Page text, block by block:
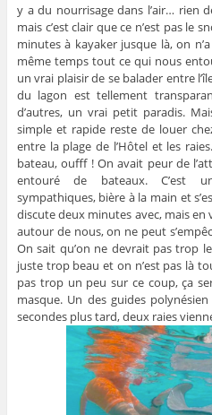
y a du nourrisage dans l’air… rien
mais c’est clair que ce n’est pas le
minutes à kayaker jusque là, on
même temps tout ce qui nous
un vrai plaisir de se balader entre
du lagon est tellement
d’autres, un vrai petit paradis.
simple et rapide reste de louer
entre la plage de l’Hôtel et les
bateau, oufff ! On avait peur de
entouré de bateaux. C’est
sympathiques, bière à la main et
discute deux minutes avec, mais
autour de nous, on ne peut
On sait qu’on ne devrait pas trop
juste trop beau et on n’est pas là
pas trop un peu sur ce coup, ça
masque. Un des guides
secondes plus tard, deux raies